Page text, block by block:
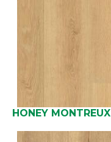
HONEY MONTREUX